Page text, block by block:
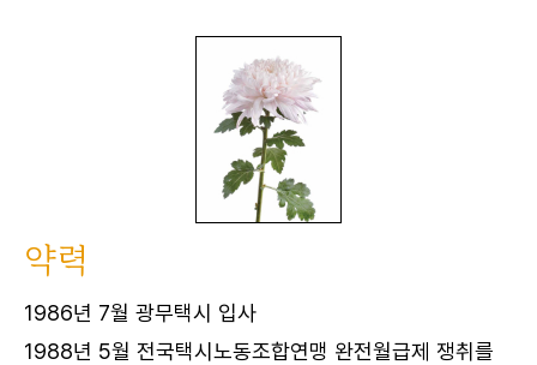
약력
1986년 7월 광무택시 입사
1988년 5월 전국택시노동조합연맹 완전월급제 쟁취를